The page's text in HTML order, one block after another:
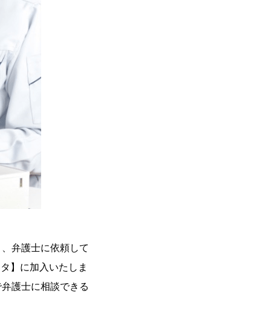
弁護士に依頼して
】に加入いたしま
護士に相談できる